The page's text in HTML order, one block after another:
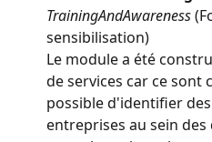
TrainingAndAwareness
sensibilisation)
Le module a été
de services car ce sont
possible d'identifier
entreprises au sein